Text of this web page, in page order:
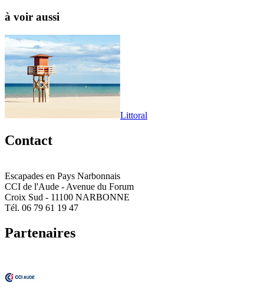
à voir aussi
Littoral
Contact
Escapades en Pays Narbonnais
CCI de l'Aude - Avenue du Forum
Croix Sud - 11100 NARBONNE
Tél. 06 79 61 19 47
Partenaires